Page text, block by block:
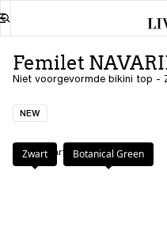
Femilet
Niet voorgevormde bikini top -
NEW
Kleur: Zwart
Zwart Botanical Green